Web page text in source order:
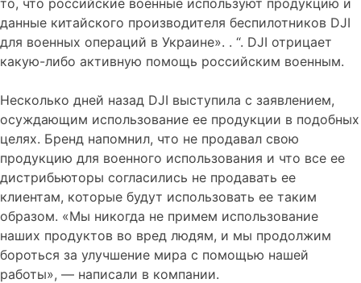
данные китайского производителя беспилотников DJI
для военных операций в Украине». . “. DJI отрицает
какую-либо активную помощь российским военным.
Несколько дней назад DJI выступила с заявлением,
осуждающим использование ее продукции в подобных
целях. Бренд напомнил, что не продавал свою
продукцию для военного использования и что все ее
дистрибьюторы согласились не продавать ее
клиентам, которые будут использовать ее таким
образом. «Мы никогда не примем использование
наших продуктов во вред людям, и мы продолжим
бороться за улучшение мира с помощью нашей
работы», — написали в компании.